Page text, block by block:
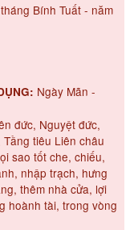
Bính Tuất - năm
Ngày Mãn -
đức, Nguyệt đức,
tiêu Liên châu
sao tốt che, chiếu,
nhập trạch, hưng
thêm nhà cửa, lợi
hoành tài, trong vòng